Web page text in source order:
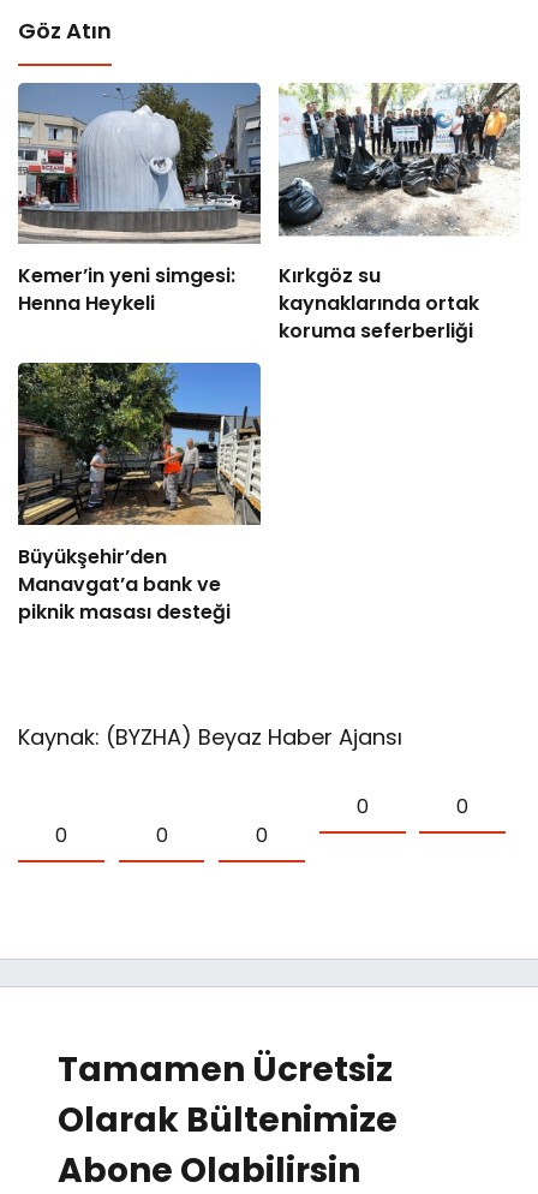
Göz Atın
Kemer’in yeni simgesi:
Henna Heykeli
Kırkgöz su
kaynaklarında ortak
koruma seferberliği
Büyükşehir’den
Manavgat’a bank ve
piknik masası desteği
Kaynak: (BYZHA) Beyaz Haber Ajansı
0 0 0
0 0
Tamamen Ücretsiz
Olarak Bültenimize
Abone Olabilirsin